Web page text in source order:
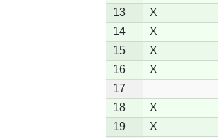
13
X
14
X
15
X
16
X
17
18
X
19
X